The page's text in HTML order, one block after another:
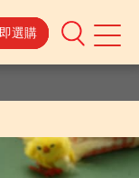
選購
Mobile
選購
選購
選購